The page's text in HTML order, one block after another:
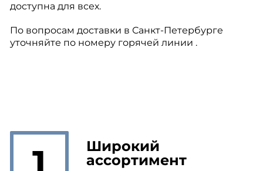
доступна для всех.
По вопросам доставки в Санкт-Петербурге
уточняйте по номеру горячей линии .
Широкий
ассортимент